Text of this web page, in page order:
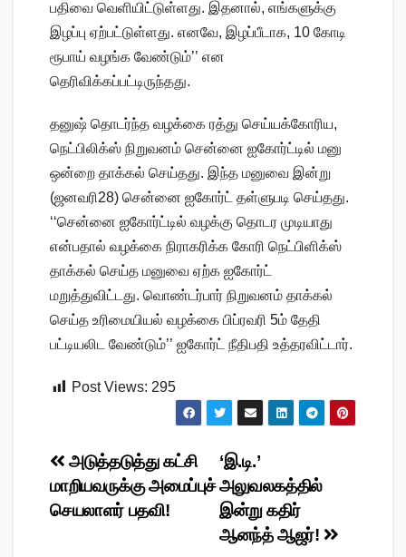
பதிவை வெளியிட்டுள்ளது. இதனால், எங்களுக்கு
இழப்பு ஏற்பட்டுள்ளது. எனவே, இழப்பீடாக, 10 கோடி
ரூபாய் வழங்க வேண்டும்’’ என
தெரிவிக்கப்பட்டிருந்தது.
தனுஷ் தொடர்ந்த வழக்கை ரத்து செய்யக்கோரிய,
நெட்பிலிக்ஸ் நிறுவனம் சென்னை ஐகோர்ட்டில் மனு
ஒன்றை தாக்கல் செய்தது. இந்த மனுவை இன்று
(ஜனவரி28) சென்னை ஐகோர்ட் தள்ளுபடி செய்தது.
‘‘சென்னை ஐகோர்ட்டில் வழக்கு தொடர முடியாது
என்பதால் வழக்கை நிராகரிக்க கோரி நெட்பிளிக்ஸ்
தாக்கல் செய்த மனுவை ஏற்க ஐகோர்ட்
மறுத்துவிட்டது. வொண்டர்பார் நிறுவனம் தாக்கல்
செய்த உரிமையியல் வழக்கை பிப்ரவரி 5ம் தேதி
பட்டியலிட வேண்டும்’’ ஐகோர்ட் நீதிபதி உத்தரவிட்டார்.
Post Views: 295
Post
navigation
‘இ.டி.’
அலுவலகத்தில்
இன்று கதிர்
ஆனந்த் ஆஜர்!
அடுத்தடுத்து கட்சி
மாறியவருக்கு அமைப்புச்
செயலாளர் பதவி!